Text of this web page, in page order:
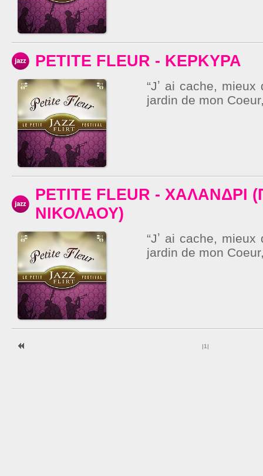
PETITE FLEUR - ΚΕΡΚΥΡΑ
“Jʼ ai cache,
jardin de mon
PETITE FLEUR - ΧΑΛΑΝΔΡΙ
ΝΙΚΟΛΑΟΥ)
“Jʼ ai cache,
jardin de mon
1